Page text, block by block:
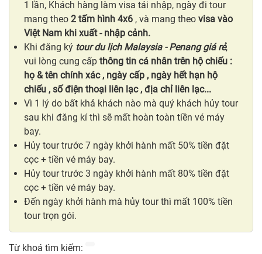
1 lần, Khách hàng làm visa tái nhập, ngày đi tour
mang theo 2 tấm hình 4x6 , và mang theo visa vào
Việt Nam khi xuất - nhập cảnh.
Khi đăng ký tour du lịch Malaysia - Penang giá rẻ,
vui lòng cung cấp thông tin cá nhân trên hộ chiếu :
họ & tên chính xác , ngày cấp , ngày hết hạn hộ
chiếu , số điện thoại liên lạc , địa chỉ liên lạc...
Vì 1 lý do bất khả khách nào mà quý khách hủy tour
sau khi đăng kí thì sẽ mất hoàn toàn tiền vé máy
bay.
Hủy tour trước 7 ngày khởi hành mất 50% tiền đặt
cọc + tiền vé máy bay.
Hủy tour trước 3 ngày khởi hành mất 80% tiền đặt
cọc + tiền vé máy bay.
Đến ngày khởi hành mà hủy tour thì mất 100% tiền
tour trọn gói.
Từ khoá tìm kiếm: